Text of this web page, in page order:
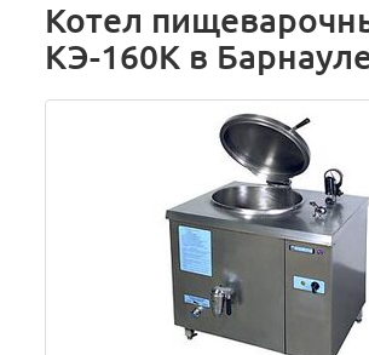
Котел
КЭ-160К в